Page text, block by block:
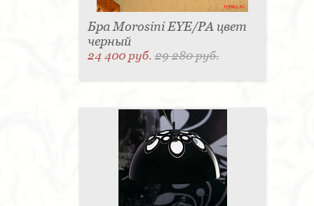
Бра Morosini EYE/PA цвет
черный
24 400 руб.29 280 руб.